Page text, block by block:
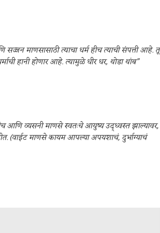
सज्जन माणसासाठी त्याचा धर्म हीच त्याची संपत्ती आहे. तू
हानी होणार आहे. त्यामुळे धीर धर, थोडा थांब”
आणि व्यसनी माणसे स्वतःचे आयुष्य उद्ध्वस्त झाल्यावर,
(वाईट माणसे कायम आपल्या अपयशाचं, दुर्भाग्याचं